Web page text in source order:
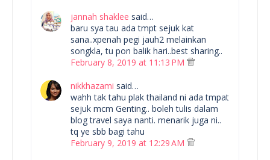
jannah shaklee said…
baru sya tau ada tmpt sejuk kat
sana..xpenah pegi jauh2 melainkan
songkla, tu pon balik hari..best sharing..
February 8, 2019 at 11:13 PM
nikkhazami said…
wahh tak tahu plak thailand ni ada tmpat
sejuk mcm Genting.. boleh tulis dalam
blog travel saya nanti. menarik juga ni..
tq ye sbb bagi tahu
February 9, 2019 at 12:29 AM